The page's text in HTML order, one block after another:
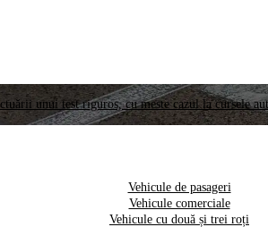
unui test riguros, cu meste cazul la cursele
Vehicule de pasageri
Vehicule comerciale
Vehicule cu două și trei roți